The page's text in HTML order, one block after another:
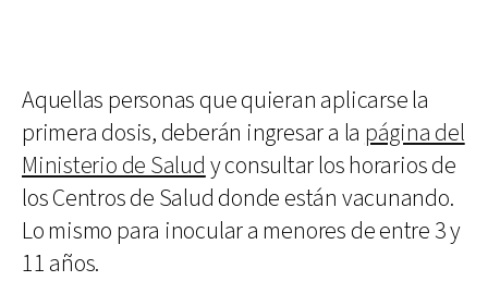
Aquellas personas que quieran aplicarse la
primera dosis, deberán ingresar a la página del
Ministerio de Salud y consultar los horarios de
los Centros de Salud donde están vacunando.
Lo mismo para inocular a menores de entre 3 y
11 años.